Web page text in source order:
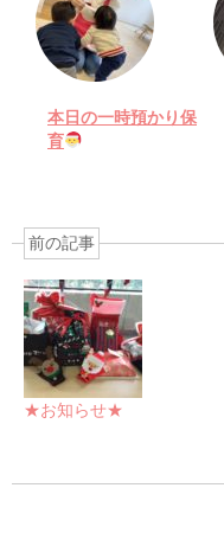
本日の一時預かり保
育
前の記事
★お知らせ★